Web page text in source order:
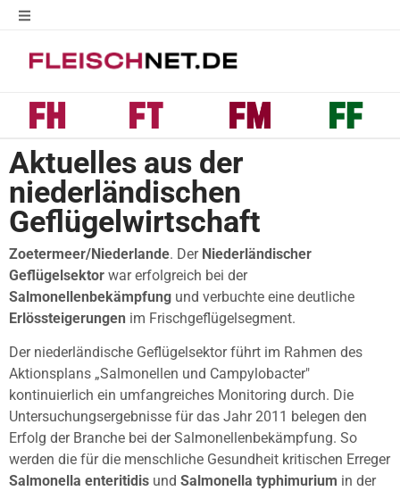
Aktuelles aus der
niederländischen
Geflügelwirtschaft
Zoetermeer/Niederlande. Der Niederländischer
Geflügelsektor war erfolgreich bei der
Salmonellenbekämpfung und verbuchte eine deutliche
Erlössteigerungen im Frischgeflügelsegment.
Der niederländische Geflügelsektor führt im Rahmen des
Aktionsplans „Salmonellen und Campylobacter"
kontinuierlich ein umfangreiches Monitoring durch. Die
Untersuchungsergebnisse für das Jahr 2011 belegen den
Erfolg der Branche bei der Salmonellenbekämpfung. So
werden die für die menschliche Gesundheit kritischen Erreger
Salmonella enteritidis und Salmonella typhimurium in der